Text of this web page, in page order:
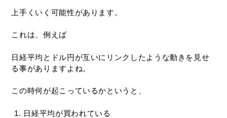
上手くいく可能性があります。
これは、例えば
日経平均とドル円が互いにリンクしたような動きを見せ
る事がありますよね。
この時何が起こっているかというと、
日経平均が買われている